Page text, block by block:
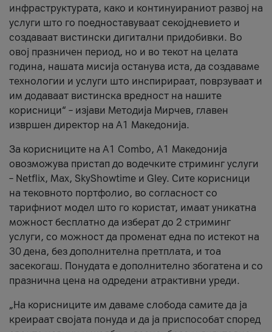
инфраструктурата, како и континуираниот развој на
услуги што го поедноставуваат секојдневието и
создаваат вистински дигитални придобивки. Во
овој празничен период, но и во текот на целата
година, нашата мисија останува иста, да создаваме
технологии и услуги што инспирираат, поврзуваат и
им додаваат вистинска вредност на нашите
корисници“ – изјави Методија Мирчев, главен
извршен директор на А1 Македонија.
За корисниците на A1 Combo, А1 Македонија
овозможува пристап до водечките стриминг услуги
– Netflix, Max, SkyShowtime и Gley. Сите корисници
на тековното портфолио, во согласност со
тарифниот модел што го користат, имаат уникатна
можност бесплатно да изберат до 2 стриминг
услуги, со можност да променат една по истекот на
30 дена, без дополнителна претплата, и тоа
засекогаш. Понудата е дополнително збогатена и со
празнична цена на одредени атрактивни уреди.
„На корисниците им даваме слобода самите да ја
креираат својата понуда и да ја приспособат според